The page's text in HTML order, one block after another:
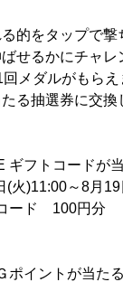
的をタップで撃
せるかにチャ
メダルがもら
る抽選券に交換
ギフトコードが
)11:00～8月19
ード 100円分
ポイントが当た